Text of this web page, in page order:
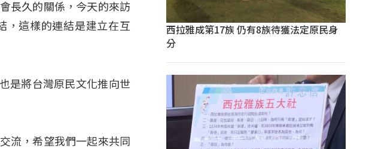
長久的關係，今天的來訪
，這樣的連結是建立在互
是將台灣原民文化推向世
流，希望我們一起來共同
西拉雅成第17族 仍有8族待獲法定原民身
分